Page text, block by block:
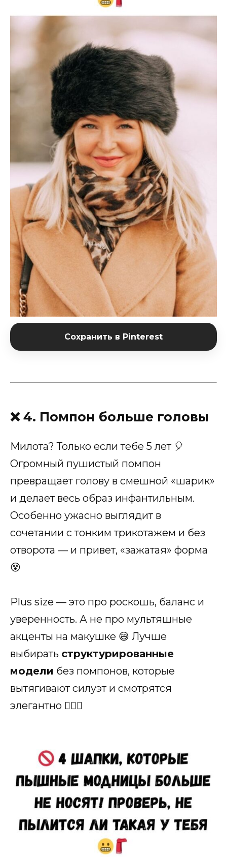
Сохранить в Pinterest
❌ 4. Помпон больше головы
Милота? Только если тебе 5 лет 🎈
Огромный пушистый помпон
превращает голову в смешной «шарик»
и делает весь образ инфантильным.
Особенно ужасно выглядит в
сочетании с тонким трикотажем и без
отворота — и привет, «зажатая» форма
😵
Plus size — это про роскошь, баланс и
уверенность. А не про мультяшные
акценты на макушке 😅 Лучше
выбирать структурированные
модели без помпонов, которые
вытягивают силуэт и смотрятся
элегантно 💁‍♀️✨